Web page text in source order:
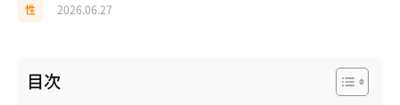
性 2026.06.27
目次